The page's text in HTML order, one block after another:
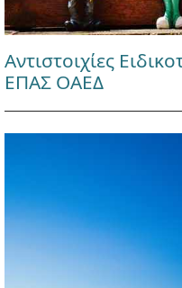
Αντιστοιχίες
ΕΠΑΣ ΟΑΕΔ